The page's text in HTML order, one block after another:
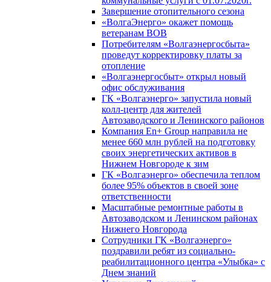
Завершение отопительного сезона
«ВолгаЭнерго» окажет помощь
ветеранам ВОВ
Потребителям «Волгаэнергосбыта»
проведут корректировку платы за
отопление
«Волгаэнергосбыт» открыл новый
офис обслуживания
ГК «Волгаэнерго» запустила новый
колл-центр для жителей
Автозаводского и Ленинского районов
Компания En+ Group направила не
менее 660 млн рублей на подготовку
своих энергетических активов в
Нижнем Новгороде к зим
ГК «Волгаэнерго» обеспечила теплом
более 95% объектов в своей зоне
ответственности
Масштабные ремонтные работы в
Автозаводском и Ленинском районах
Нижнего Новгорода
Сотрудники ГК «Волгаэнерго»
поздравили ребят из социально-
реабилитационного центра «Улыбка» с
Днем знаний